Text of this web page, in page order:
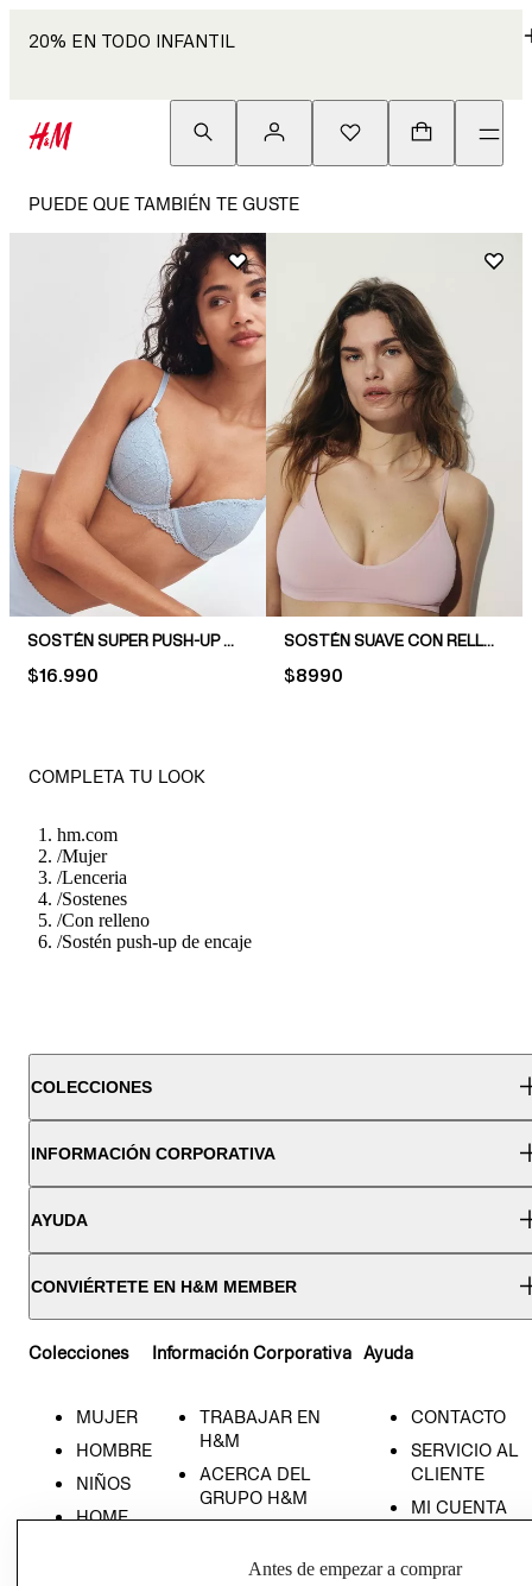
20% EN TODO INFANTIL
PUEDE QUE TAMBIÉN TE GUSTE
SOSTÉN SUPER PUSH-UP DE ENCAJE
PRICE:
$16.990
SOSTÉN SUAVE CON RELLENO SEAMLESS
PRICE:
$8990
COMPLETA TU LOOK
hm.com
/Mujer
/Lenceria
/Sostenes
/Con relleno
/Sostén push-up de encaje
COLECCIONES
INFORMACIÓN CORPORATIVA
AYUDA
CONVIÉRTETE EN H&M MEMBER
Colecciones
MUJER
HOMBRE
NIÑOS
HOME
Información Corporativa
TRABAJAR EN
H&M
ACERCA DEL
GRUPO H&M
Ayuda
CONTACTO
SERVICIO AL
CLIENTE
MI CUENTA
TIENDAS
Antes de empezar a comprar